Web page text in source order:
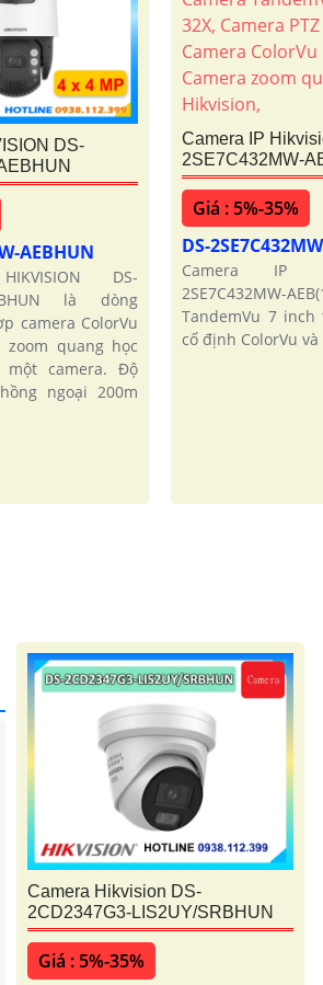
DS-
AEBHUN
DS-
là dòng
camera ColorVu
zoom quang học
một camera. Độ
ngoại 200m
Camera IP
2SE7C432MW-
Giá : 5%-35%
DS-
Camera IP
2SE7C432MW-
TandemVu 7
cố định ColorVu và
Camera Hikvision DS-
2CD2347G3-LIS2UY/SRBHUN
Giá : 5%-35%